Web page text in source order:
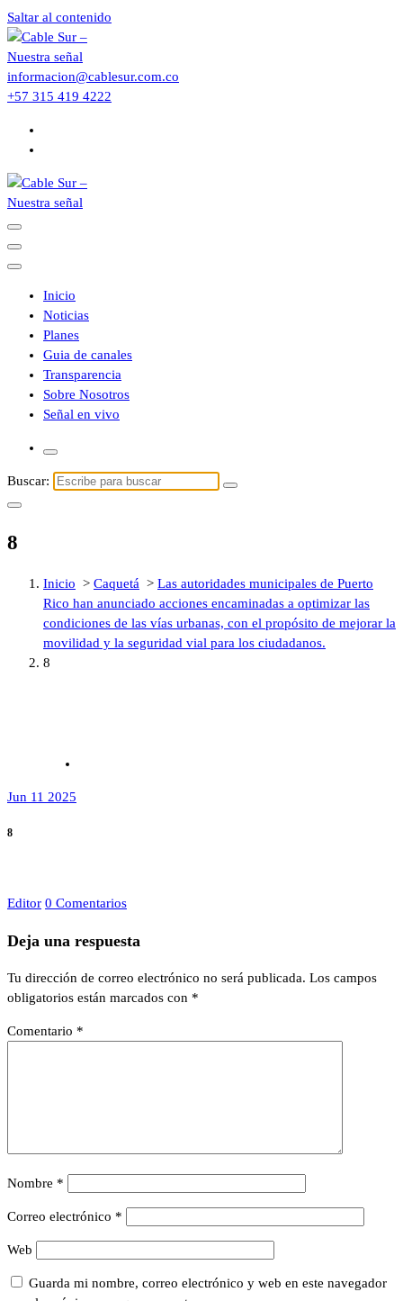
Saltar al contenido
informacion@cablesur.com.co
+57 315 419 4222
Inicio
Noticias
Planes
Guia de canales
Transparencia
Sobre Nosotros
Señal en vivo
Buscar:
8
Inicio > Caquetá > Las autoridades municipales de Puerto
Rico han anunciado acciones encaminadas a optimizar las
condiciones de las vías urbanas, con el propósito de mejorar la
movilidad y la seguridad vial para los ciudadanos.
8
Jun 11 2025
8
Editor 0 Comentarios
Deja una respuesta
Tu dirección de correo electrónico no será publicada. Los campos
obligatorios están marcados con *
Comentario *
Nombre *
Correo electrónico *
Web
Guarda mi nombre, correo electrónico y web en este navegador